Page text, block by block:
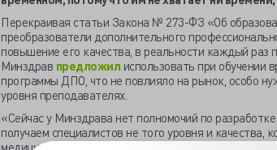
Перекраивая статьи Закона № 273-ФЗ ‎«Об
преобразователи дополнительного
повышение его качества, в реальности каждый раз
Минздрав предложил использовать при обучении
программы ДПО, что не повлияло на рынок, особо
уровня преподавателях.
«Сейчас у Минздрава нет полномочий по
получаем специалистов не того уровня и качества,
медицинской помощи», —